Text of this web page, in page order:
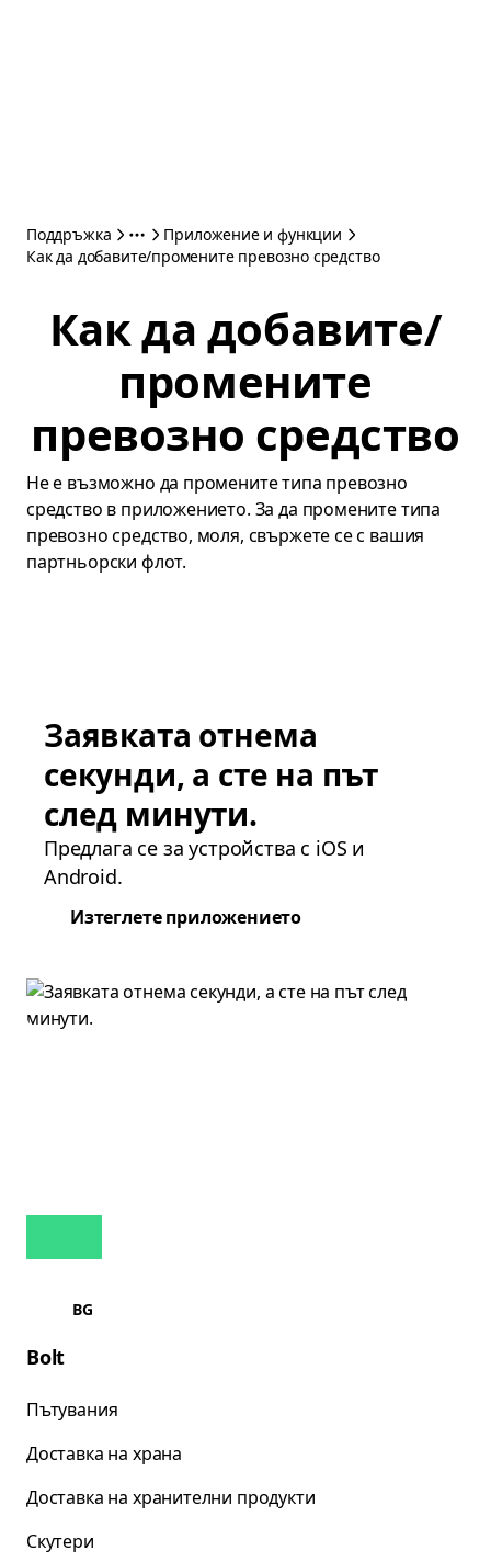
Поддръжка
Приложение и функции
Как да добавите/промените превозно средство
Как да добавите/
промените
превозно средство
Не е възможно да промените типа превозно
средство в приложението. За да промените типа
превозно средство, моля, свържете се с вашия
партньорски флот.
Заявката отнема
секунди, а сте на път
след минути.
Предлага се за устройства с iOS и
Android.
Изтеглете приложението
BG
Bolt
Пътувания
Доставка на храна
Доставка на хранителни продукти
Скутери